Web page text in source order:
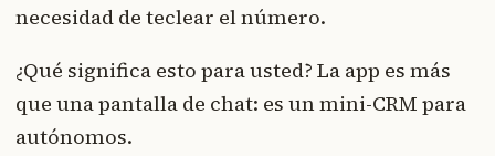
necesidad de teclear el número.
¿Qué significa esto para usted? La app es más
que una pantalla de chat: es un mini-CRM para
autónomos.